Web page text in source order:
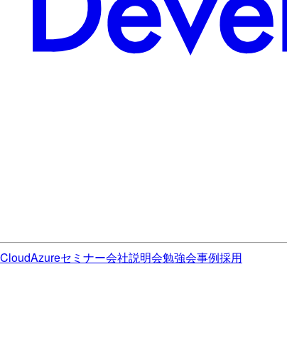
Azureセミナー会社説明会勉強会事例採用